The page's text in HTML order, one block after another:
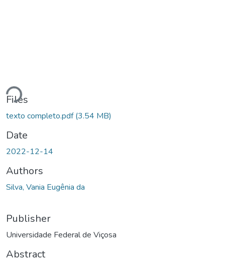
Loading...
Files
texto completo.pdf(3.54 MB)
Date
2022-12-14
Authors
Silva, Vania Eugênia da
Publisher
Universidade Federal de Viçosa
Abstract